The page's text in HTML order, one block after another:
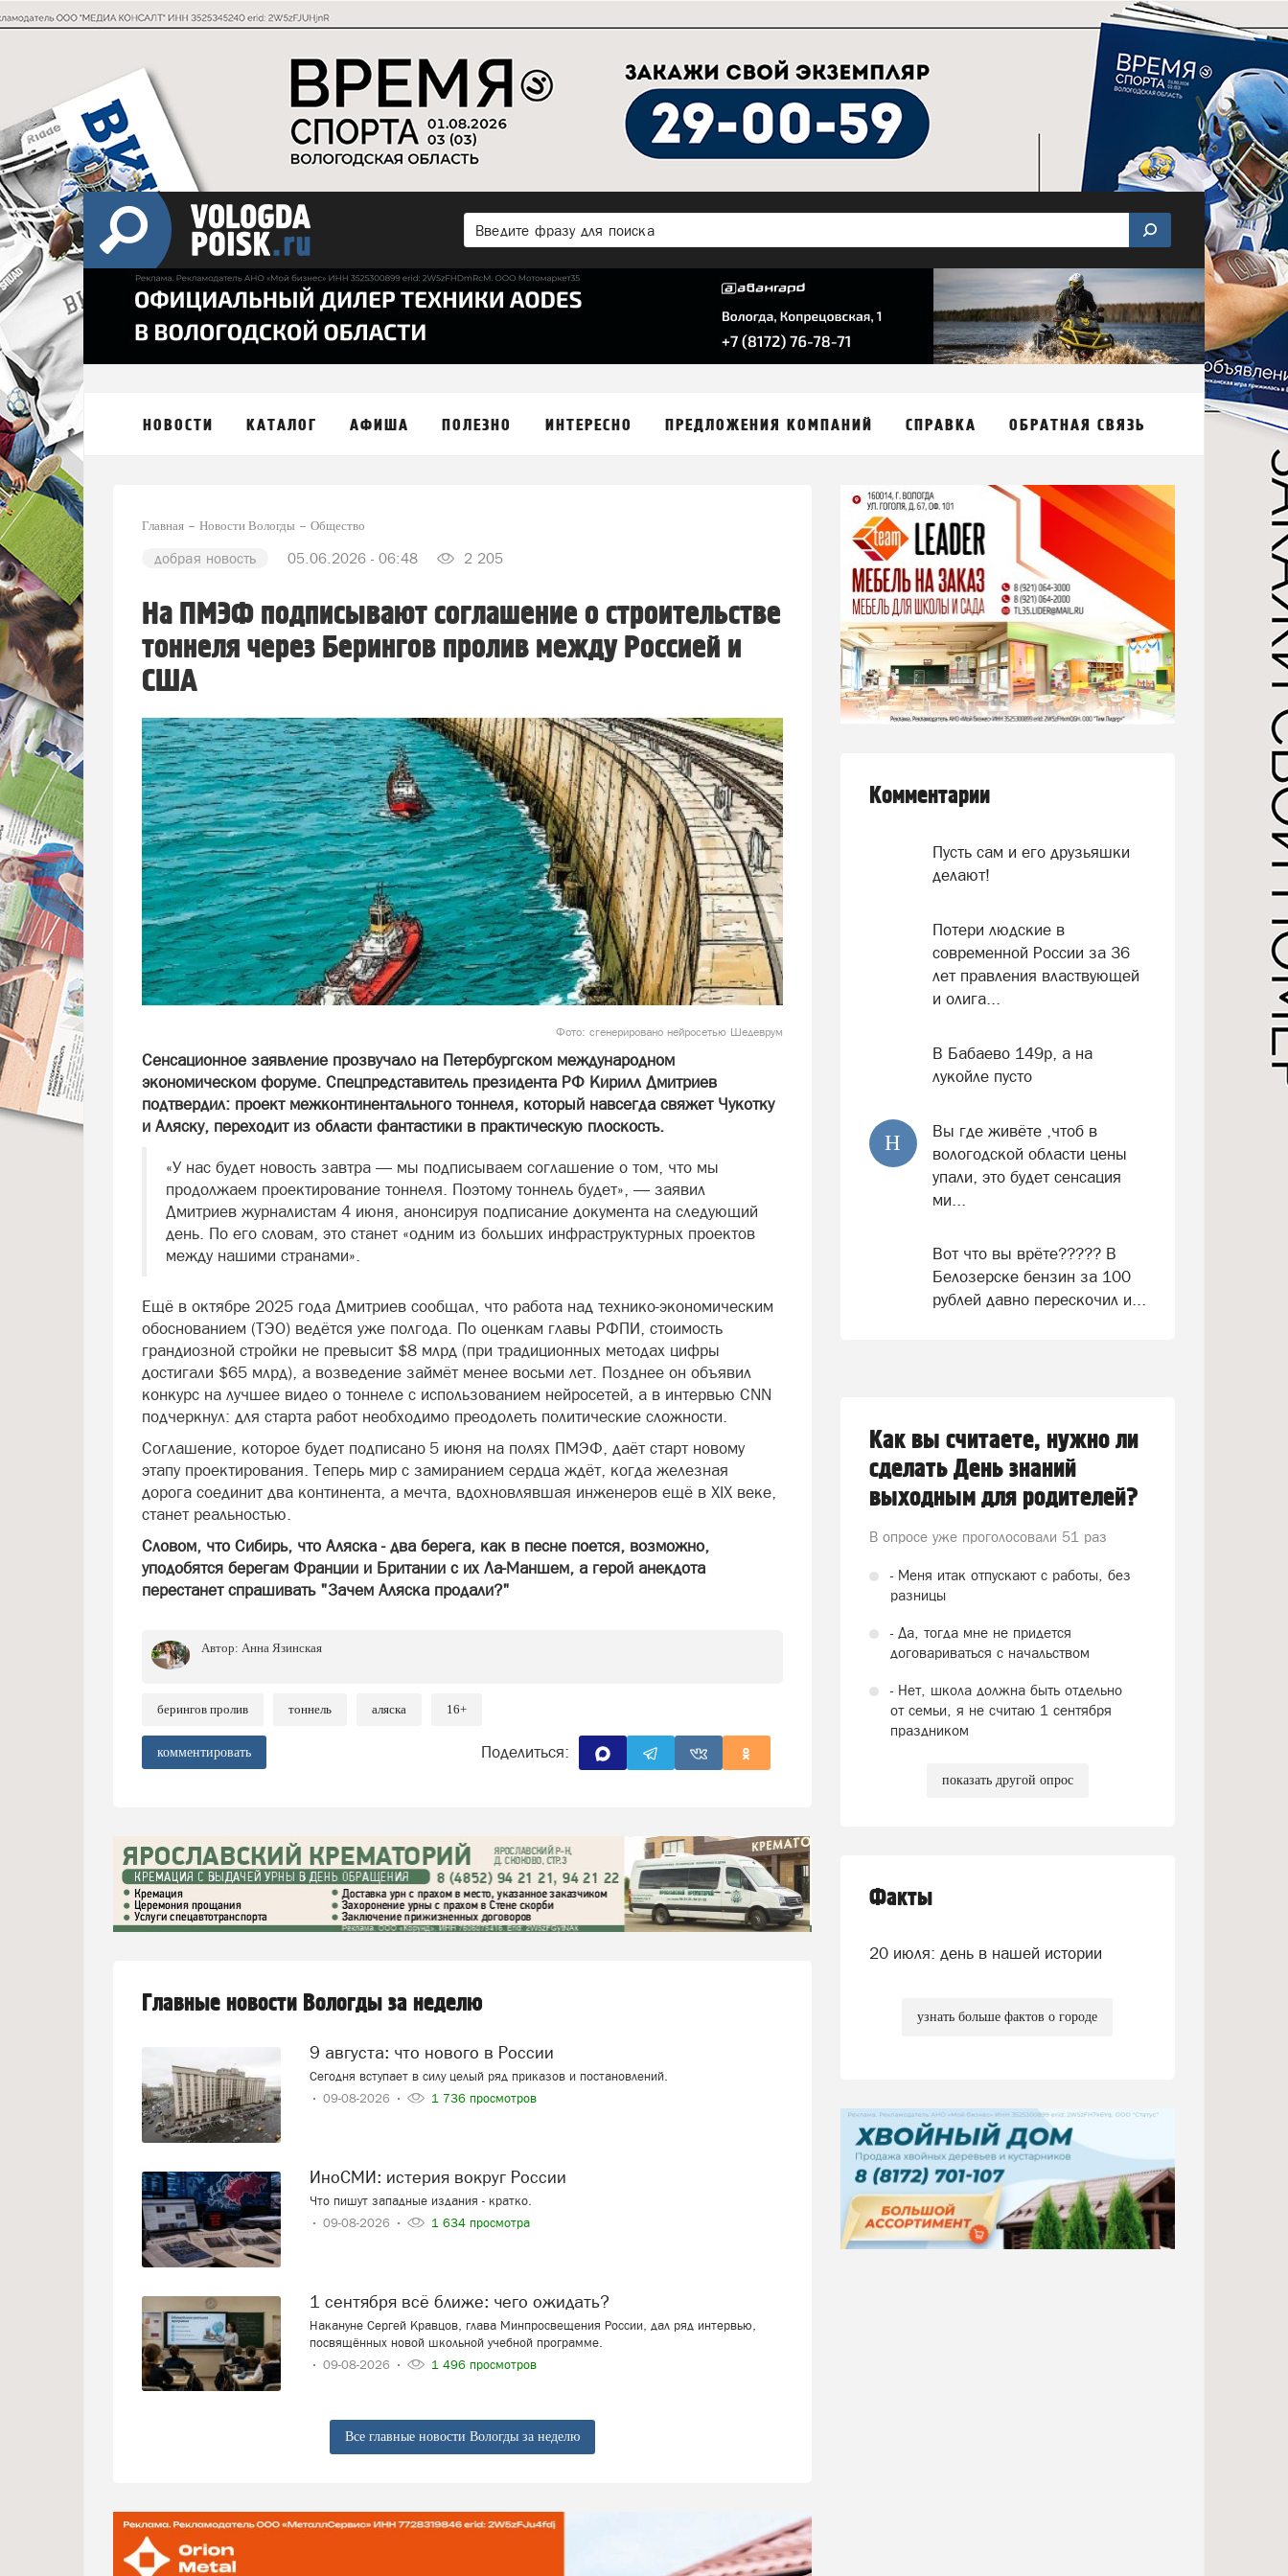
НОВОСТИ КАТАЛОГ АФИША ПОЛЕЗНО ИНТЕРЕСНО ПРЕДЛОЖЕНИЯ КОМПАНИЙ СПРАВКА ОБРАТНАЯ СВЯЗЬ
Главная Новости Вологды Общество
добрая новость 05.06.2026 - 06:48 2 205
На ПМЭФ подписывают соглашение о строительстве
тоннеля через Берингов пролив между Россией и
США
Фото: сгенерировано нейросетью Шедеврум
Сенсационное заявление прозвучало на Петербургском международном
экономическом форуме. Спецпредставитель президента РФ Кирилл Дмитриев
подтвердил: проект межконтинентального тоннеля, который навсегда свяжет Чукотку
и Аляску, переходит из области фантастики в практическую плоскость.
«У нас будет новость завтра — мы подписываем соглашение о том, что мы
продолжаем проектирование тоннеля. Поэтому тоннель будет», — заявил
Дмитриев журналистам 4 июня, анонсируя подписание документа на следующий
день. По его словам, это станет «одним из больших инфраструктурных проектов
между нашими странами».
Ещё в октябре 2025 года Дмитриев сообщал, что работа над технико-экономическим
обоснованием (ТЭО) ведётся уже полгода. По оценкам главы РФПИ, стоимость
грандиозной стройки не превысит $8 млрд (при традиционных методах цифры
достигали $65 млрд), а возведение займёт менее восьми лет. Позднее он объявил
конкурс на лучшее видео о тоннеле с использованием нейросетей, а в интервью CNN
подчеркнул: для старта работ необходимо преодолеть политические сложности.
Соглашение, которое будет подписано 5 июня на полях ПМЭФ, даёт старт новому
этапу проектирования. Теперь мир с замиранием сердца ждёт, когда железная
дорога соединит два континента, а мечта, вдохновлявшая инженеров ещё в XIX веке,
станет реальностью.
Словом, что Сибирь, что Аляска - два берега, как в песне поется, возможно,
уподобятся берегам Франции и Британии с их Ла-Маншем, а герой анекдота
перестанет спрашивать "Зачем Аляска продали?"
Автор: Анна Язинская
берингов пролив тоннель аляска 16+
комментировать Поделиться:
Главные новости Вологды за неделю
9 августа: что нового в России
Сегодня вступает в силу целый ряд приказов и постановлений.
09-08-2026
1 736 просмотров
ИноСМИ: истерия вокруг России
Что пишут западные издания - кратко.
09-08-2026
1 634 просмотра
1 сентября всё ближе: чего ожидать?
Накануне Сергей Кравцов, глава Минпросвещения России, дал ряд интервью,
посвящённых новой школьной учебной программе.
09-08-2026
1 496 просмотров
Все главные новости Вологды за неделю
Комментарии
Пусть сам и его друзьяшки
делают!
Потери людские в
современной России за 36
лет правления властвующей
и олига...
В Бабаево 149р, а на
лукойле пусто
Н
Вы где живёте ,чтоб в
вологодской области цены
упали, это будет сенсация
ми...
Вот что вы врёте????? В
Белозерске бензин за 100
рублей давно перескочил и...
Как вы считаете, нужно ли
сделать День знаний
выходным для родителей?
В опросе уже проголосовали 51 раз
- Меня итак отпускают с работы, без
разницы
- Да, тогда мне не придется
договариваться с начальством
- Нет, школа должна быть отдельно
от семьи, я не считаю 1 сентября
праздником
показать другой опрос
Факты
20 июля: день в нашей истории
узнать больше фактов о городе